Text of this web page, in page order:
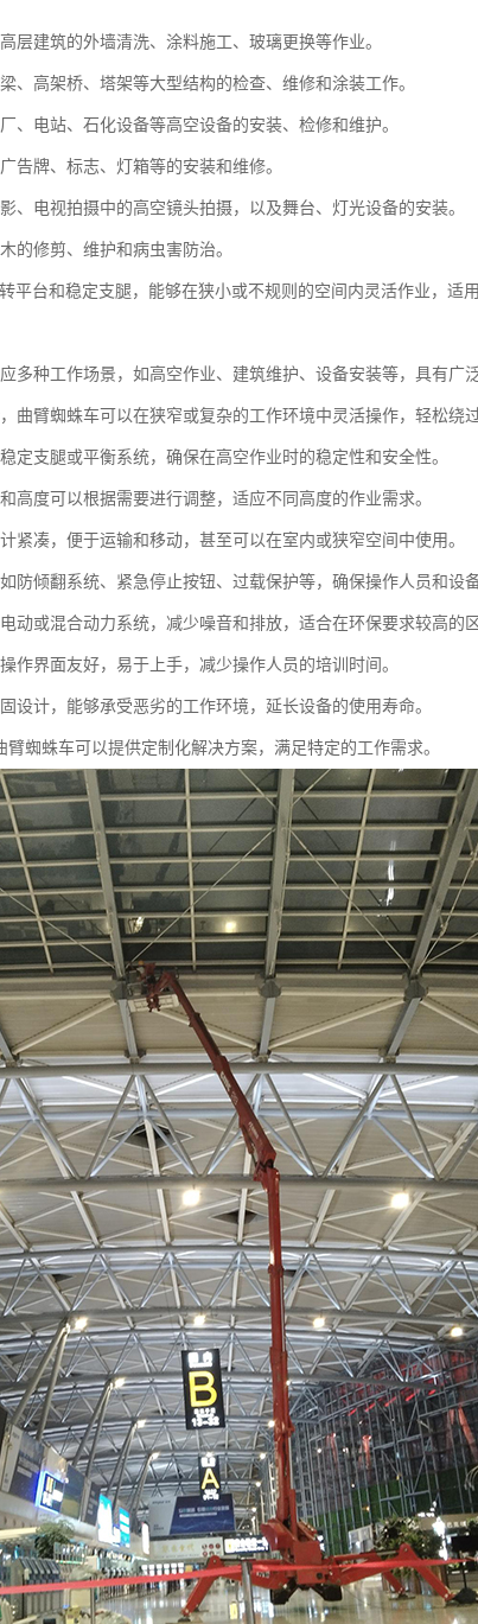
层建筑的外墙清洗、涂料施工、玻璃更换等作业。
、高架桥、塔架等大型结构的检查、维修和涂装工作。
、电站、石化设备等高空设备的安装、检修和维护。
告牌、标志、灯箱等的安装和维修。
、电视拍摄中的高空镜头拍摄，以及舞台、灯光设备的安装。
的修剪、维护和病虫害防治。
平台和稳定支腿，能够在狭小或不规则的空间内灵活作业，适
多种工作场景，如高空作业、建筑维护、设备安装等，具有广
曲臂蜘蛛车可以在狭窄或复杂的工作环境中灵活操作，轻松绕过
定支腿或平衡系统，确保在高空作业时的稳定性和安全性。
高度可以根据需要进行调整，适应不同高度的作业需求。
紧凑，便于运输和移动，甚至可以在室内或狭窄空间中使用。
防倾翻系统、紧急停止按钮、过载保护等，确保操作人员和设备
动或混合动力系统，减少噪音和排放，适合在环保要求较高的区
作界面友好，易于上手，减少操作人员的培训时间。
设计，能够承受恶劣的工作环境，延长设备的使用寿命。
蜘蛛车可以提供定制化解决方案，满足特定的工作需求。